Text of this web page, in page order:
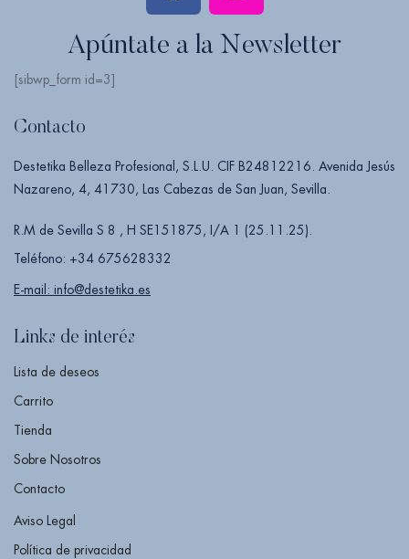
Apúntate a la Newsletter
[sibwp_form id=3]
Contacto
Destetika Belleza Profesional, S.L.U. CIF B24812216. Avenida Jesús
Nazareno, 4, 41730, Las Cabezas de San Juan, Sevilla.
R.M de Sevilla S 8 , H SE151875, I/A 1 (25.11.25).
Teléfono: +34 675628332
E-mail: info@destetika.es
Links de interés
Lista de deseos
Carrito
Tienda
Sobre Nosotros
Contacto
Aviso Legal
Política de privacidad